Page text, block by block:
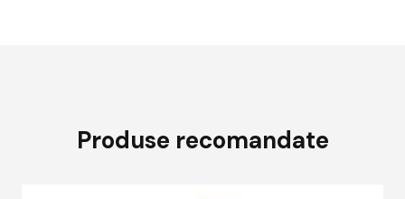
Produse recomandate